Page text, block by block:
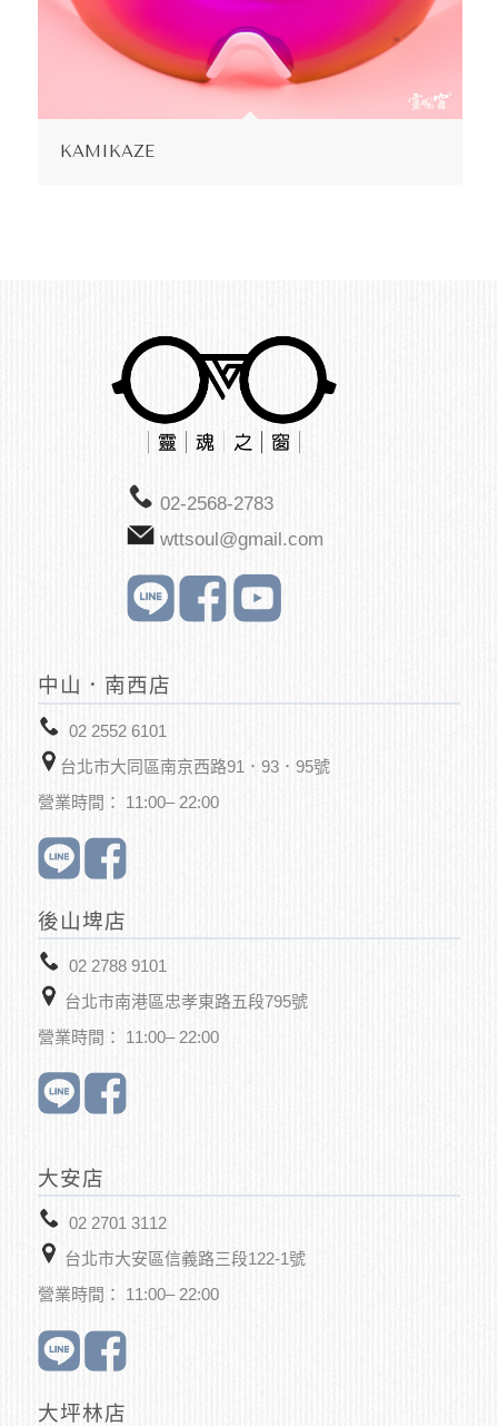
KAMIKAZE
02-2568-2783
wttsoul@gmail.com
中山．南西店
02 2552 6101
台北市大同區南京西路91．93．95號
營業時間： 11:00– 22:00
後山埤店
02 2788 9101
台北市南港區忠孝東路五段795號
營業時間： 11:00– 22:00
大安店
02 2701 3112
台北市大安區信義路三段122-1號
營業時間： 11:00– 22:00
大坪林店